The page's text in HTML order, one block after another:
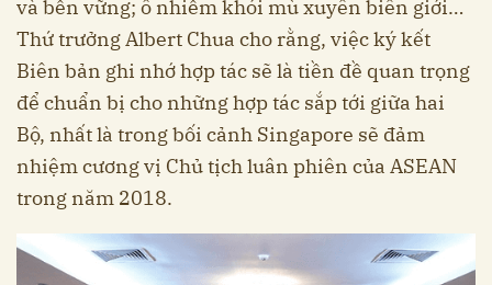
và bền vững; ô nhiễm khói mù xuyên biên giới…
Thứ trưởng Albert Chua cho rằng, việc ký kết
Biên bản ghi nhớ hợp tác sẽ là tiền đề quan trọng
để chuẩn bị cho những hợp tác sắp tới giữa hai
Bộ, nhất là trong bối cảnh Singapore sẽ đảm
nhiệm cương vị Chủ tịch luân phiên của ASEAN
trong năm 2018.